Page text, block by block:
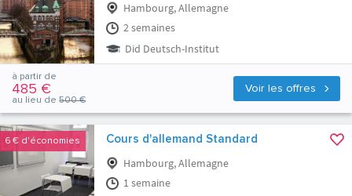
Hambourg, Allemagne
2 semaines
Did Deutsch-Institut
Voir les offres
à partir de
485 €
au lieu de 500 €
6 € d'économies Cours d'allemand Standard
Hambourg, Allemagne
1 semaine